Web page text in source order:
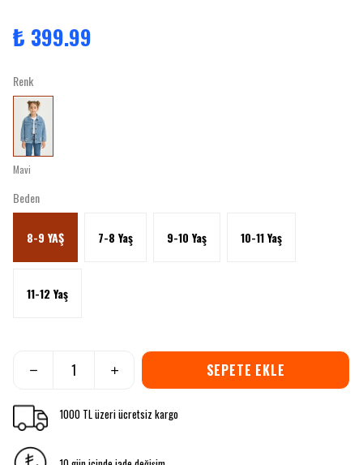
₺ 399.99
Renk
Mavi
Beden
8-9 YAŞ 7-8 Yaş 9-10 Yaş 10-11 Yaş
11-12 Yaş
SEPETE EKLE
1000 TL üzeri ücretsiz kargo